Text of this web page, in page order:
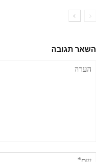
השאר תגובה